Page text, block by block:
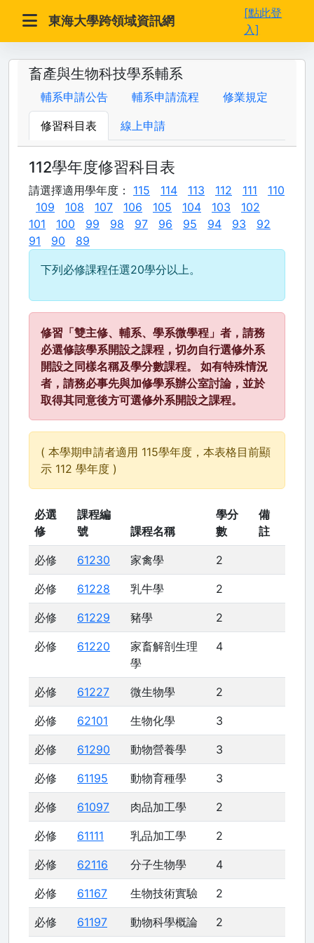
東海大學跨領域資訊網
[點此登
入]
畜產與生物科技學系輔系
輔系申請公告 輔系申請流程 修業規定
修習科目表 線上申請
112學年度修習科目表
請選擇適用學年度： 115 114 113 112 111
110
109
108 107 106 105 104 103
102
101
100 99 98 97 96 95 94 93
92
91
90 89
下列必修課程任選20學分以上。
修習「雙主修、輔系、學系微學程」者，請務
必選修該學系開設之課程，切勿自行選修外系
開設之同樣名稱及學分數課程。 如有特殊情況
者，請務必事先與加修學系辦公室討論，並於
取得其同意後方可選修外系開設之課程。
( 本學期申請者適用 115學年度，本表格目前顯
示 112 學年度 )
必選
修
課程編
號
課程名稱
學分
數
備
註
必修 61230 家禽學 2
必修 61228 乳牛學 2
必修 61229 豬學 2
必修 61220
家畜解剖生理
學
4
必修 61227 微生物學 2
必修 62101 生物化學 3
必修 61290 動物營養學 3
必修 61195 動物育種學 3
必修 61097 肉品加工學 2
必修 61111 乳品加工學 2
必修 62116 分子生物學 4
必修 61167 生物技術實驗 2
必修 61197 動物科學概論 2